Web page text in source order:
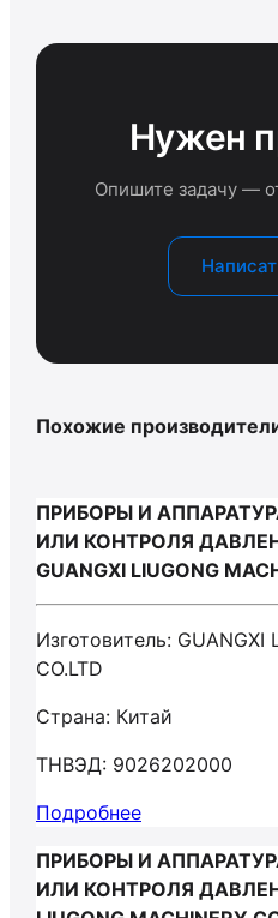
Нужен
Опишите задачу —
Похожие
ПРИБОРЫ И
ИЛИ КОНТРОЛЯ
GUANGXI LIUGONG
Изготовитель: GUANGXI
CO.LTD
Страна: Китай
ТНВЭД: 9026202000
Подробнее
ПРИБОРЫ И
ИЛИ КОНТРОЛЯ